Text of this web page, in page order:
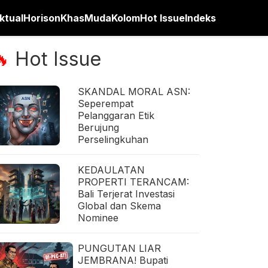
HorisonKhasMudaKolomHot IssueIndeks
Hot Issue
SKANDAL MORAL ASN:
Seperempat
Pelanggaran Etik
Berujung
Perselingkuhan
KEDAULATAN
PROPERTI TERANCAM:
Bali Terjerat Investasi
Global dan Skema
Nominee
PUNGUTAN LIAR
JEMBRANA! Bupati